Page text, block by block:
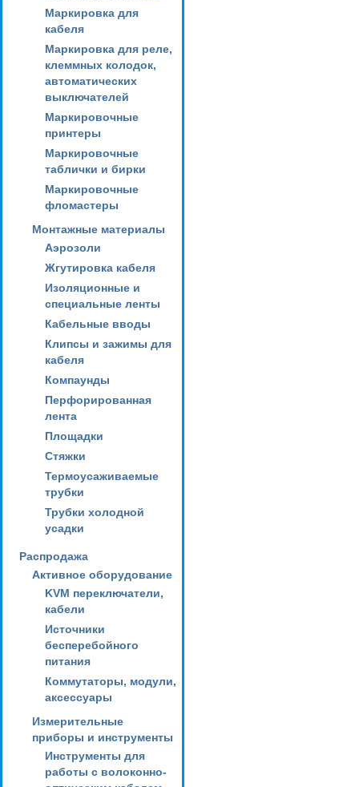
Маркировка для
кабеля
Маркировка для реле,
клеммных колодок,
автоматических
выключателей
Маркировочные
принтеры
Маркировочные
таблички и бирки
Маркировочные
фломастеры
Монтажные материалы
Аэрозоли
Жгутировка кабеля
Изоляционные и
специальные ленты
Кабельные вводы
Клипсы и зажимы для
кабеля
Компаунды
Перфорированная
лента
Площадки
Стяжки
Термоусаживаемые
трубки
Трубки холодной
усадки
Распродажа
Активное оборудование
KVM переключатели,
кабели
Источники
бесперебойного
питания
Коммутаторы, модули,
аксессуары
Измерительные
приборы и инструменты
Инструменты для
работы с волоконно-